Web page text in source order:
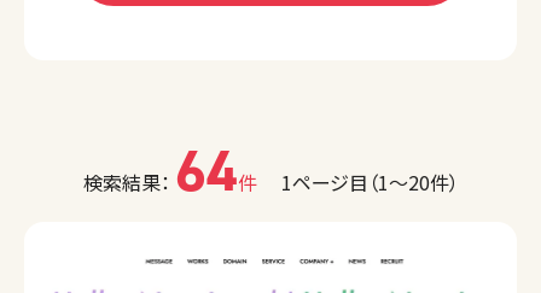
検索結果： 64件 1ページ目（1〜20件）